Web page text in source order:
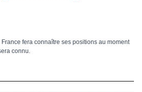
France fera connaître ses positions au moment
connu.